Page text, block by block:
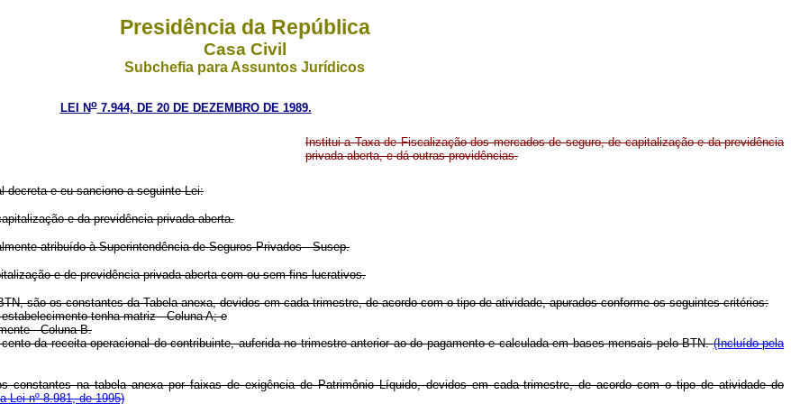
Presidência da República
Casa Civil
Subchefia para Assuntos Jurídicos
LEI No7.944, DE 20 DE DEZEMBRO DE 1989.
Institui a Taxa de Fiscalização dos mercados de seguro, de capitalização e da previdência
privada aberta, e dá outras providências.
decreta e eu sanciono a seguinte Lei:
e da previdência privada aberta.
atribuído à Superintendência de Seguros Privados - Susep.
e de previdência privada aberta com ou sem fins lucrativos.
são os constantes da Tabela anexa, devidos em cada trimestre, de acordo com o tipo de atividade, apurados conforme os seguintes critérios:
tenha matriz - Coluna A; e
- Coluna B.
da receita operacional do contribuinte, auferida no trimestre anterior ao do pagamento e calculada em bases mensais pelo BTN.(Incluído pela
na tabela anexa por faixas de exigência de Patrimônio Líquido, devidos em cada trimestre, de acordo com o tipo de atividade do
Lei nº 8.981, de 1995)